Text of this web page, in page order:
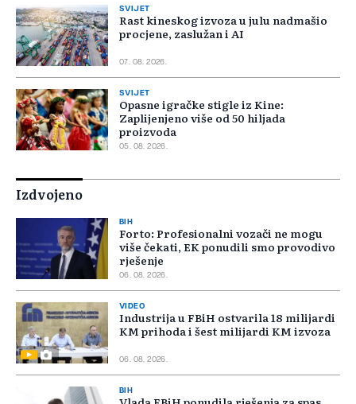
SVIJET
Rast kineskog izvoza u julu nadmašio
procjene, zaslužan i AI
07. 08. 2026.
SVIJET
Opasne igračke stigle iz Kine:
Zaplijenjeno više od 50 hiljada
proizvoda
05. 08. 2026.
Izdvojeno
BIH
Forto: Profesionalni vozači ne mogu
više čekati, EK ponudili smo provodivo
rješenje
06. 08. 2026.
VIDEO
Industrija u FBiH ostvarila 18 milijardi
KM prihoda i šest milijardi KM izvoza
06. 08. 2026.
BIH